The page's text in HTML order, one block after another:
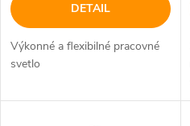
u
u
k
t
DETAIL
Výkonné a flexibilné pracovné
svetlo